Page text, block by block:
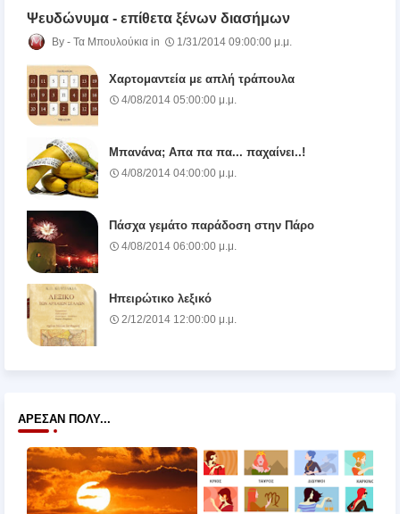
Ψευδώνυμα - επίθετα ξένων διασήμων
Τα Μπουλούκια 1/31/2014 09:00:00 μ.μ.
Χαρτομαντεία με απλή τράπουλα
4/08/2014 05:00:00 μ.μ.
Μπανάνα; Απα πα πα... παχαίνει..!
4/08/2014 04:00:00 μ.μ.
Πάσχα γεμάτο παράδοση στην Πάρο
4/08/2014 06:00:00 μ.μ.
Ηπειρώτικο λεξικό
2/12/2014 12:00:00 μ.μ.
ΆΡΕΣΑΝ ΠΟΛΎ...